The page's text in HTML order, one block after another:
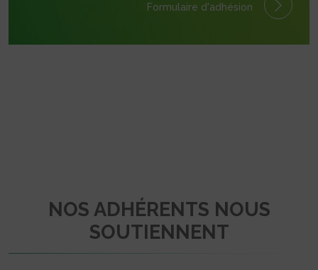
Formulaire d'adhésion
NOS ADHÉRENTS NOUS
SOUTIENNENT